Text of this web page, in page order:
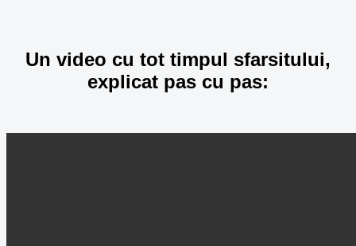
Un video cu tot timpul sfarsitului,
explicat pas cu pas: